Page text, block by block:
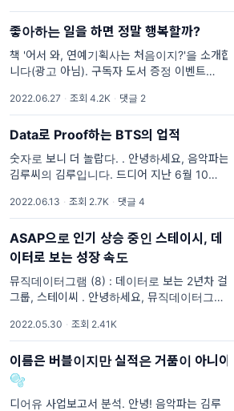
이터그램의 첫 레터에 달아둔 설문조사에는, 아
직까지도 독자님들이
좋아하는 일을 하면 정말 행복할까?
책 '어서 와, 연예기획사는 처음이지?'을 소개합
니다(광고 아님). 구독자 도서 증정 이벤트🎉
락을 담은 책 '어서 와, 연예기획사는 처음이
지?'를 소개하고자 합니다. 실제 엔터사가 어떻
게 굴러가는지 확인할
2022.06.27 · 조회 4.2K · 댓글 2
Data로 Proof하는 BTS의 업적
숫자로 보니 더 놀랍다. . 안녕하세요, 음악파는
김루씨의 김루입니다. 드디어 지난 6월 10일
<Proof>가 발매되었습니다🎉🎉🎉 이번 앨범
은 지난 9년간
2022.06.13 · 조회 2.7K · 댓글 4
ASAP으로 인기 상승 중인 스테이시, 데
이터로 보는 성장 속도
뮤직데이터그램 (8) : 데이터로 보는 2년차 걸
그룹, 스테이씨 . 안녕하세요, 뮤직데이터그램
글이 3월이었습니다. 봄에 인사 드리고, 이제
여름이라니.. 오랜만이죠? 오늘은 그간 스테이
씨에 대해서 찾아본
2022.05.30 · 조회 2.41K
이름은 버블이지만 실적은 거품이 아니야
🫧
디어유 사업보고서 분석. 안녕! 음악파는 김루